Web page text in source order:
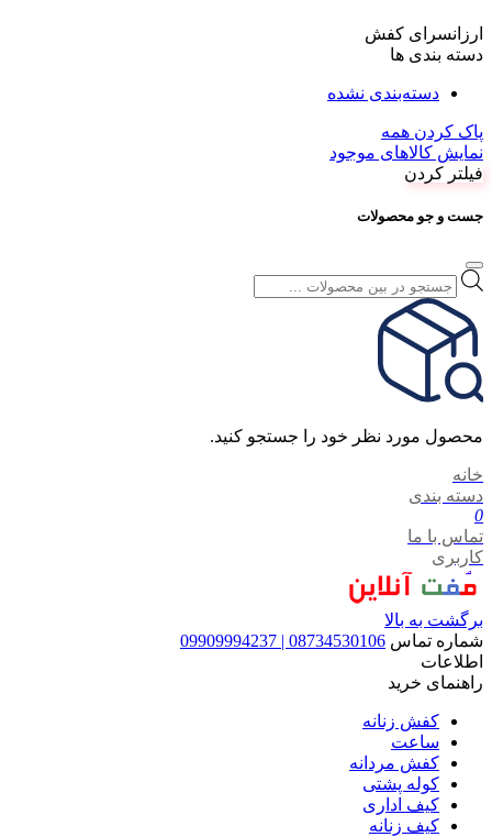
ارزانسرای کفش
دسته بندی ها
دسته‌بندی نشده
پاک کردن همه
نمایش کالاهای موجود
فیلتر کردن
جست و جو محصولات
Products
search
محصول مورد نظر خود را جستجو کنید.
خانه
دسته بندی
0
تماس با ما
کاربری
برگشت به بالا
شماره تماس 08734530106 | 09909994237
اطلاعات
راهنمای خرید
کفش زنانه
ساعت
کفش مردانه
کوله پشتی
کیف اداری
کیف زنانه